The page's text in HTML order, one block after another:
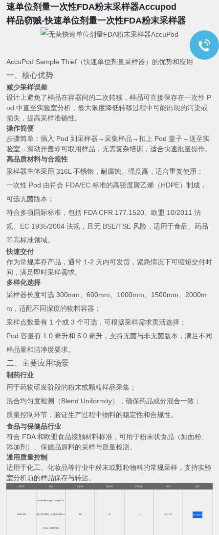
速单位剂量一次性FDA粉末采样器Accupod
样品窃贼-快速单位剂量一次性FDA粉末采样器
AccuPod Sample Thief（快速单位剂量采样器）的优势和应用
一、核心优势
减少采样误差
设计上避免了样品在容器间的二次转移，样品可直接保存在一次性 P
od 中直至实验室分析，最大限度降低转移过程中可能出现的污染或
损失，提高采样准确性。
操作简便
步骤简单：插入 Pod 到采样器→采集样品→扣上 Pod 盖子→送至实
验室→滑动开盖即可取用样品，无需复杂培训，适合快速批量操作。
高品质材料与合规性
采样器主体采用 316L 不锈钢，耐腐蚀、强度高，适合重复使用；
一次性 Pod 由符合 FDA/EC 标准的高密度聚乙烯（HDPE）制成，
可选无菌版本；
符合多项国际标准，包括 FDA CFR 177.1520、欧盟 10/2011 法
规、EC 1935/2004 法规，且无 BSE/TSE 风险，适用于食品、药品
等高标准领域。
快速交付
作为常规库存产品，通常 1-2 天内可发货，紧急情况下可缩短交付时
间，满足即时采样需求。
多样化选择
采样器长度可选 300mm、600mm、1000mm、1500mm、2000m
m，适配不同深度的物料容器；
采样点数量有 1 个或 3 个可选，可根据采样需求灵活选择；
Pod 容量有 1.0 毫升和 5.0 毫升，支持无菌与非无菌版本，满足不同
样品量和洁净度要求。
二、主要应用场景
制药行业
用于药物研发阶段的粉末或颗粒样品采集；
混合均匀度检测（Blend Uniformity），确保药品成分混合一致；
质量控制环节，验证生产过程中物料的稳定性和合规性。
食品与保健品行业
符合 FDA 和欧盟食品接触材料标准，可用于粉末状食品（如面粉、
添加剂）、保健品原料的采样与质量检测。
通用质量控制
适用于化工、化妆品等行业中粉末或颗粒物料的常规采样，支持实验
室分析前的样品保存与转运。
部件号 描述 长度mm 直径mm 采样点数 材质 操作
1360A-301
AccuPod样本窃贼。300毫米 1个
端口 带有赠送一盒1毫升无菌Acc
uPods（8360T-10S)
300 25 1 316 L SS 加入购物车